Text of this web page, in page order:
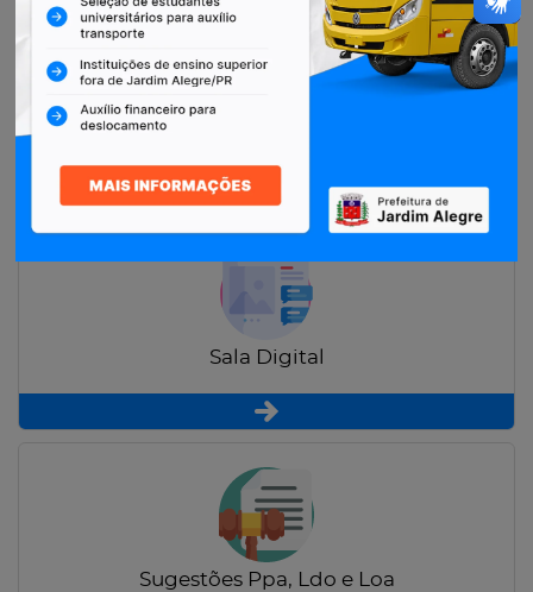
Restituição de Contribuintes
Sala Digital
Sugestões Ppa, Ldo e Loa